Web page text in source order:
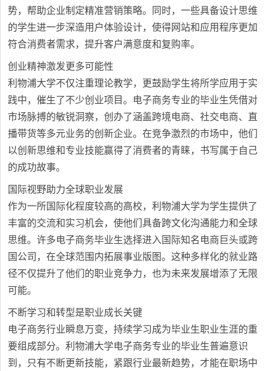
势，帮助企业制定精准营销策略。同时，一些具备设计思维
的学生进一步深造用户体验设计，使得网站和应用程序更加
符合消费者需求，提升客户满意度和复购率。
创业精神激发更多可能性
利物浦大学不仅注重理论教学，更鼓励学生将所学应用于实
践中，催生了不少创业项目。电子商务专业的毕业生凭借对
市场脉搏的敏锐洞察，创办了涵盖跨境电商、社交电商、直
播带货等多元业务的创新企业。在竞争激烈的市场中，他们
以创新思维和专业技能赢得了消费者的青睐，书写属于自己
的成功故事。
国际视野助力全球职业发展
作为一所国际化程度较高的高校，利物浦大学为学生提供了
丰富的交流和实习机会，使他们具备跨文化沟通能力和全球
思维。许多电子商务毕业生选择进入国际知名电商巨头或跨
国公司，在全球范围内拓展事业版图。这种多样化的就业路
径不仅提升了他们的职业竞争力，也为未来发展增添了无限
可能。
不断学习和转型是职业成长关键
电子商务行业瞬息万变，持续学习成为毕业生职业生涯的重
要组成部分。利物浦大学电子商务专业的毕业生普遍意识
到，只有不断更新技能，紧跟行业最新趋势，才能在职场中